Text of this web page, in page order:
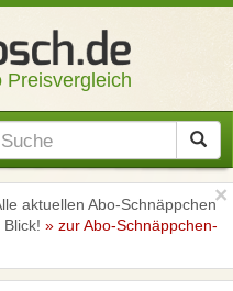
Preisvergleich
aktuellen Abo-Schnäppchen
» zur Abo-Schnäppchen-
×